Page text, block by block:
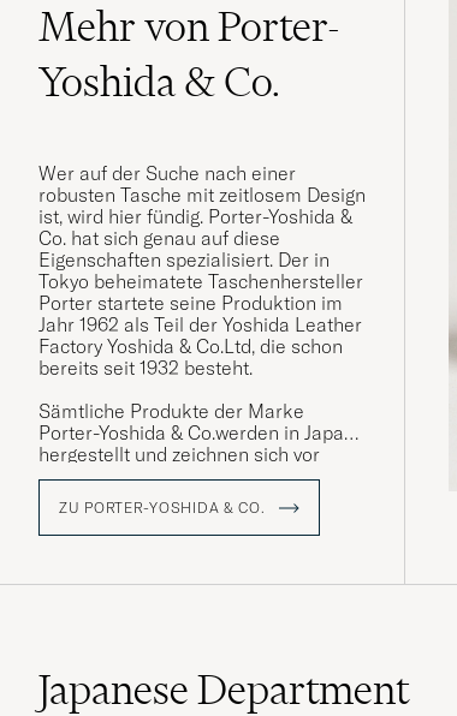
Mehr von Porter-
Yoshida & Co.
Wer auf der Suche nach einer
robusten Tasche mit zeitlosem Design
ist, wird hier fündig. Porter-Yoshida &
Co. hat sich genau auf diese
Eigenschaften spezialisiert. Der in
Tokyo beheimatete Taschenhersteller
Porter startete seine Produktion im
Jahr 1962 als Teil der Yoshida Leather
Factory Yoshida & Co.Ltd, die schon
bereits seit 1932 besteht.
Sämtliche Produkte der Marke
Porter-Yoshida & Co.werden in Japan
hergestellt und zeichnen sich vor
allem durch funktionelles Material
aus robustem Nylon aus. Äußere
Einflüsse wie Verschmutzung und
Nässe können den Taschen nichts
durchdachten Details hält auch
ZU PORTER-YOSHIDA & CO.
Japanese Department